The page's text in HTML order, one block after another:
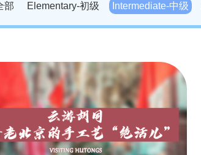
部
Elementary-初级 Intermediate-中级